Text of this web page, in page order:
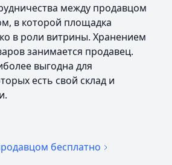
между продавцом
в которой площадка
в роли витрины. Хранением
занимается продавец.
выгодна для
есть свой склад и
бесплатно